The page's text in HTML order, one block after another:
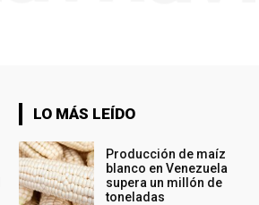
LO MÁS LEÍDO
Producción de maíz
blanco en Venezuela
supera un millón de
toneladas